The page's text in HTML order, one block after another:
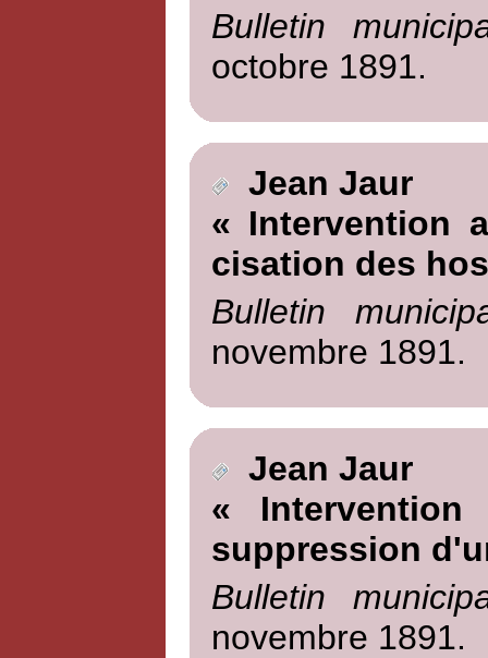
Bulletin
octobre 1891.
Jean Jaur
« Intervention
cisation des
Bulletin
novembre 1891.
Jean Jaur
«
suppression
Bulletin
novembre 1891.